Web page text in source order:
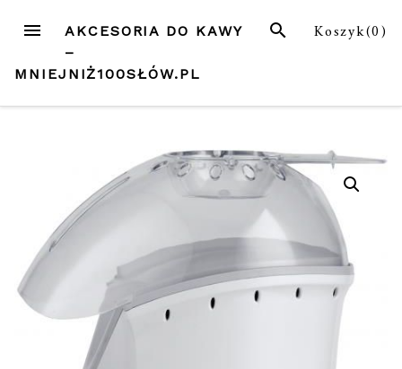
treści
MENU Koszyk(0)
SZUKAJ
AKCESORIA DO KAWY
–
MNIEJNIŻ100SŁÓW.PL